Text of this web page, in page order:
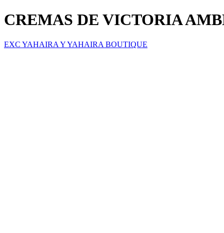
CREMAS DE VICTORIA
EXC YAHAIRA Y YAHAIRA BOUTIQUE